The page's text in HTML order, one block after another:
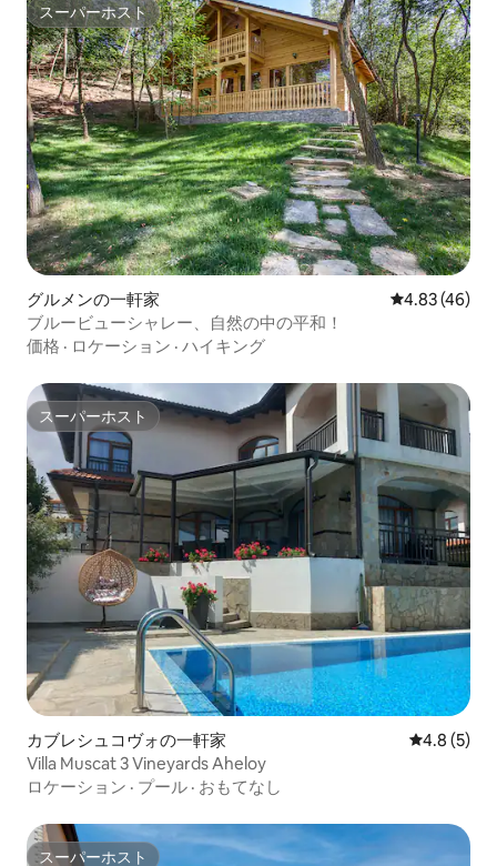
スーパーホスト
スーパーホスト
グルメンの一軒家 レビュー46
4.83 (46)
ブルービューシャレー、自然の中の平和！
価格 · ロケーション · ハイキング
スーパーホスト
スーパーホスト
カブレシュコヴォの一軒家 レビュー5
4.8 (5)
Villa Muscat 3 Vineyards Aheloy
ロケーション · プール · おもてなし
スーパーホスト